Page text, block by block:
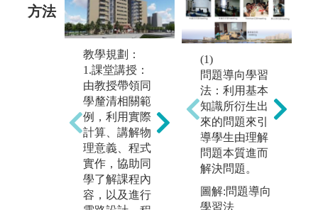
方法
教學規劃：
1.課堂講授：
由教授帶領同
學釐清相關範
例，利用實際
計算、講解物
理意義、程式
實作，協助同
學了解課程內
容，以及進行
課程設計：
1.實驗課程讓
同學有多次分
組合作機會，
學習與人合作
的模式。
2.順應世界科
技發展趨勢，
機動調整課程
(1)
問題導向學習
法：利用基本
知識所衍生出
來的問題來引
導學生由理解
問題本質進而
解決問題。
圖解:問題導向
學習法